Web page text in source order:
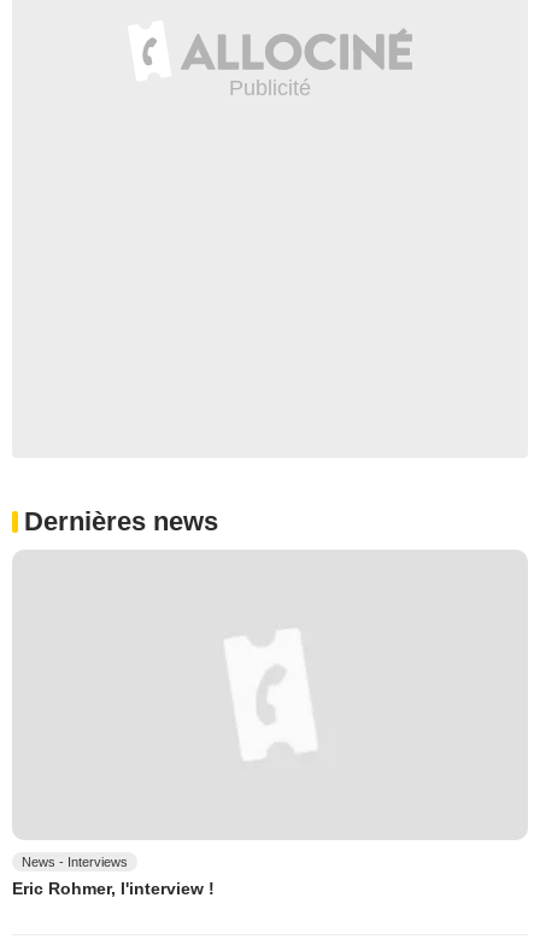
Dernières news
News - Interviews
Eric Rohmer, l'interview !